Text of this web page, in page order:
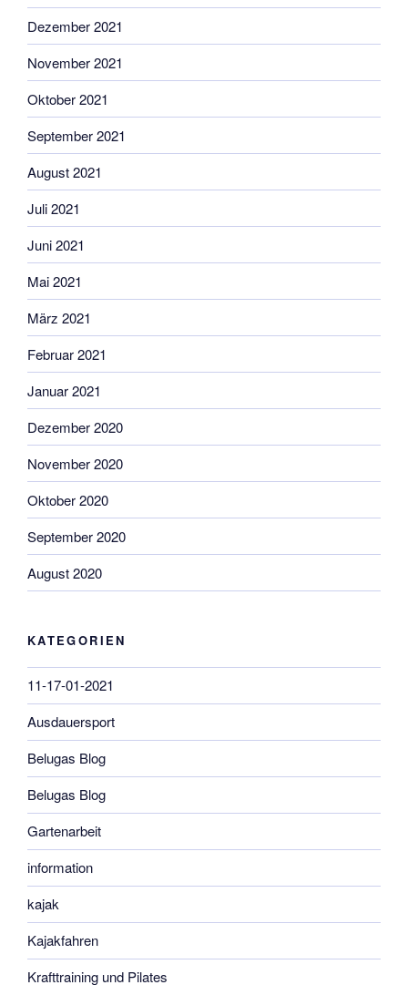
Dezember 2021
November 2021
Oktober 2021
September 2021
August 2021
Juli 2021
Juni 2021
Mai 2021
März 2021
Februar 2021
Januar 2021
Dezember 2020
November 2020
Oktober 2020
September 2020
August 2020
KATEGORIEN
11-17-01-2021
Ausdauersport
Belugas Blog
Belugas Blog
Gartenarbeit
information
kajak
Kajakfahren
Krafttraining und Pilates